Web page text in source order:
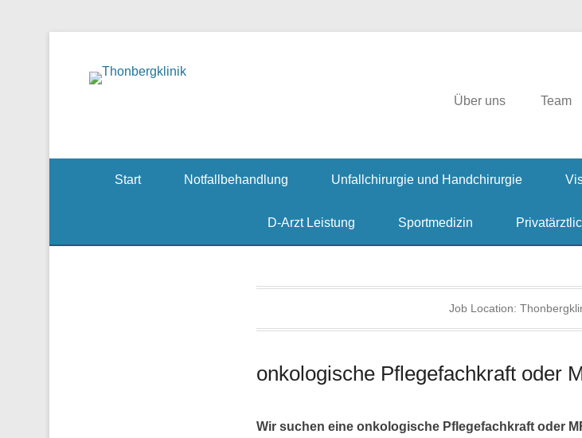
Über uns Team
Start Notfallbehandlung Unfallchirurgie und Handchirurgie
D-Arzt Leistung Sportmedizin
Job Location:
onkologische Pflegefachkraft oder
Wir suchen eine onkologische Pflegefachkraft oder